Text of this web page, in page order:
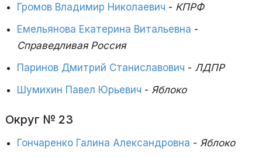
Громов Владимир Николаевич - КПРФ
Емельянова Екатерина Витальевна -
Справедливая Россия
Паринов Дмитрий Станиславович - ЛДПР
Шумихин Павел Юрьевич - Яблоко
Округ № 23
Гончаренко Галина Александровна - Яблоко